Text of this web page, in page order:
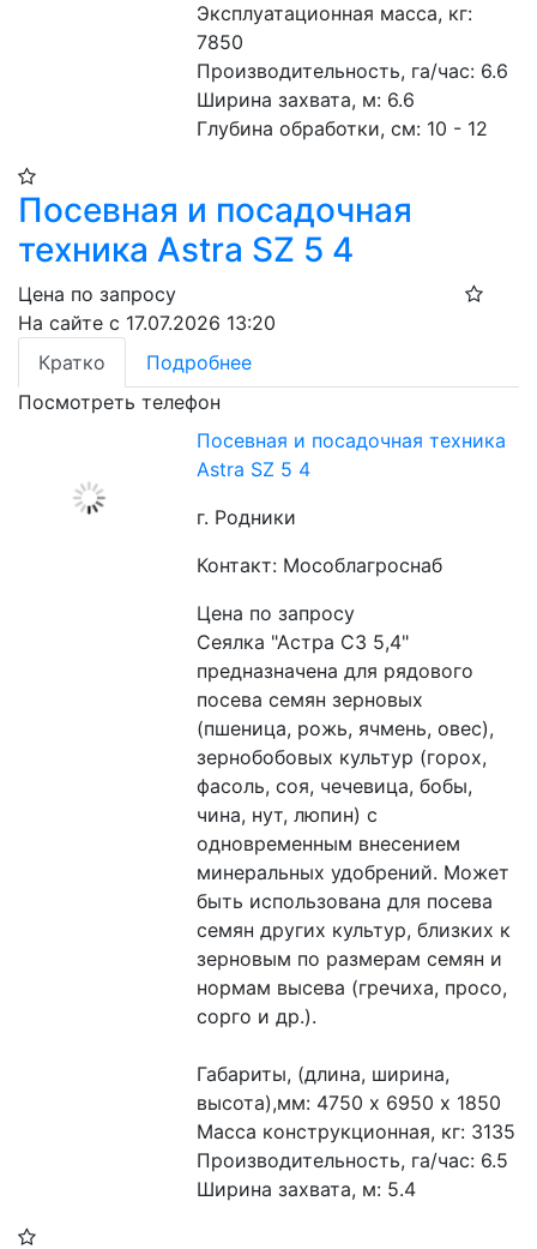
Эксплуатационная масса, кг:
7850
Производительность, га/час: 6.6
Ширина захвата, м: 6.6
Глубина обработки, см: 10 - 12
Посевная и посадочная
техника Astra SZ 5 4
Цена по запросу
На сайте с 17.07.2026 13:20
Кратко
Подробнее
Посмотреть телефон
Посевная и посадочная техника
Astra SZ 5 4
г. Родники
Контакт: Мособлагроснаб
Цена по запросу
Сеялка "Астра СЗ 5,4"
предназначена для рядового
посева семян зерновых
(пшеница, рожь, ячмень, овес),
зернобобовых культур (горох,
фасоль, соя, чечевица, бобы,
чина, нут, люпин) с
одновременным внесением
минеральных удобрений. Может
быть использована для посева
семян других культур, близких к
зерновым по размерам семян и
нормам высева (гречиха, просо,
сорго и др.).
Габариты, (длина, ширина,
высота),мм: 4750 х 6950 х 1850
Производительность, га/час: 6.5
Ширина захвата, м: 5.4